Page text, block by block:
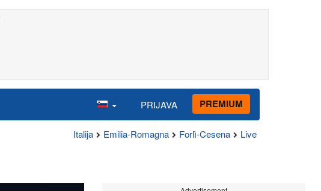
PRIJAVA PREMIUM
Italija Emilia-Romagna Forlì-Cesena Live